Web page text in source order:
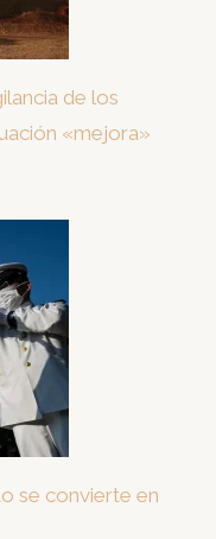
de los
«mejora»
se convierte en